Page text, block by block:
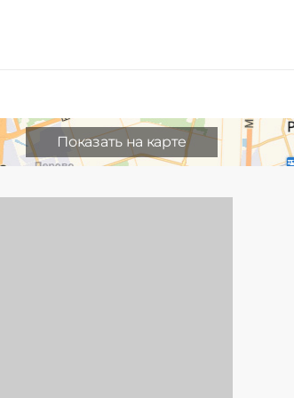
Показать на карте